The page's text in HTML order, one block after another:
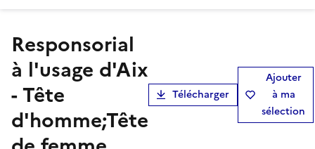
Responsorial
à l'usage d'Aix
- Tête
d'homme;Tête
Télécharger
Ajouter
à ma
sélection